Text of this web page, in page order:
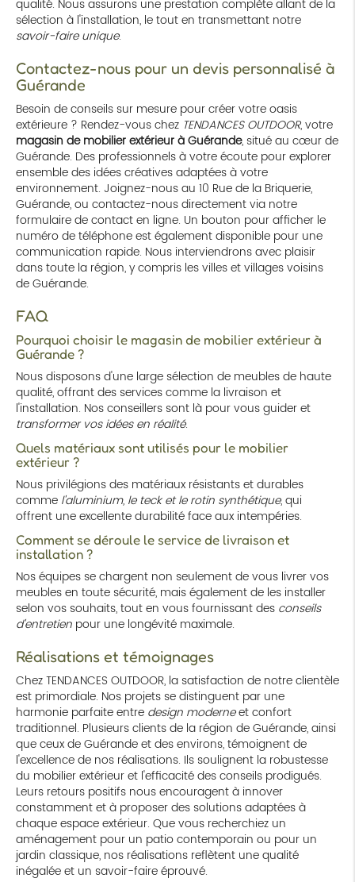
qualité. Nous assurons une prestation complète allant de la
sélection à l'installation, le tout en transmettant notre
savoir-faire unique.
Contactez-nous pour un devis personnalisé à
Guérande
Besoin de conseils sur mesure pour créer votre oasis
extérieure ? Rendez-vous chez TENDANCES OUTDOOR, votre
magasin de mobilier extérieur à Guérande, situé au cœur de
Guérande. Des professionnels à votre écoute pour explorer
ensemble des idées créatives adaptées à votre
environnement. Joignez-nous au 10 Rue de la Briquerie,
Guérande, ou contactez-nous directement via notre
formulaire de contact en ligne. Un bouton pour afficher le
numéro de téléphone est également disponible pour une
communication rapide. Nous interviendrons avec plaisir
dans toute la région, y compris les villes et villages voisins
de Guérande.
FAQ
Pourquoi choisir le magasin de mobilier extérieur à
Guérande ?
Nous disposons d'une large sélection de meubles de haute
qualité, offrant des services comme la livraison et
l'installation. Nos conseillers sont là pour vous guider et
transformer vos idées en réalité.
Quels matériaux sont utilisés pour le mobilier
extérieur ?
Nous privilégions des matériaux résistants et durables
comme l'aluminium, le teck et le rotin synthétique, qui
offrent une excellente durabilité face aux intempéries.
Comment se déroule le service de livraison et
installation ?
Nos équipes se chargent non seulement de vous livrer vos
meubles en toute sécurité, mais également de les installer
selon vos souhaits, tout en vous fournissant des conseils
d'entretien pour une longévité maximale.
Réalisations et témoignages
Chez TENDANCES OUTDOOR, la satisfaction de notre clientèle
est primordiale. Nos projets se distinguent par une
harmonie parfaite entre design moderneet confort
traditionnel. Plusieurs clients de la région de Guérande, ainsi
que ceux de Guérande et des environs, témoignent de
l'excellence de nos réalisations. Ils soulignent la robustesse
du mobilier extérieur et l'efficacité des conseils prodigués.
Leurs retours positifs nous encouragent à innover
constamment et à proposer des solutions adaptées à
chaque espace extérieur. Que vous recherchiez un
aménagement pour un patio contemporain ou pour un
jardin classique, nos réalisations reflètent une qualité
inégalée et un savoir-faire éprouvé.